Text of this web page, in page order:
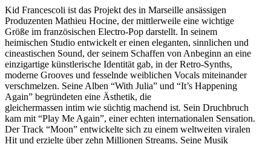
Kid Francescoli ist das Projekt des in Marseille ansässigen
Produzenten Mathieu Hocine, der mittlerweile eine wichtige
Größe im französischen Electro-Pop darstellt. In seinem
heimischen Studio entwickelt er einen eleganten, sinnlichen und
cineastischen Sound, der seinem Schaffen von Anbeginn an eine
einzigartige künstlerische Identität gab, in der Retro-Synths,
moderne Grooves und fesselnde weiblichen Vocals miteinander
verschmelzen. Seine Alben “With Julia” und “It’s Happening
Again” begründeten eine Ästhetik, die
gleichermassen intim wie süchtig machend ist. Sein Druchbruch
kam mit “Play Me Again”, einer echten internationalen Sensation.
Der Track “Moon” entwickelte sich zu einem weltweiten viralen
Hit und erzielte über zehn Millionen Streams. Seine Musik